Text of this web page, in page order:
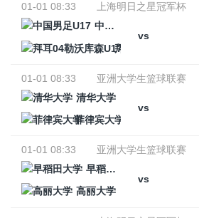
01-01 08:33
上海明日之星冠军杯
中国男足U17
vs
拜耳04勒沃库森U17
01-01 08:33
亚洲大学生篮球联赛
清华大学
vs
菲律宾大学
01-01 08:33
亚洲大学生篮球联赛
早稻田大学
vs
高丽大学